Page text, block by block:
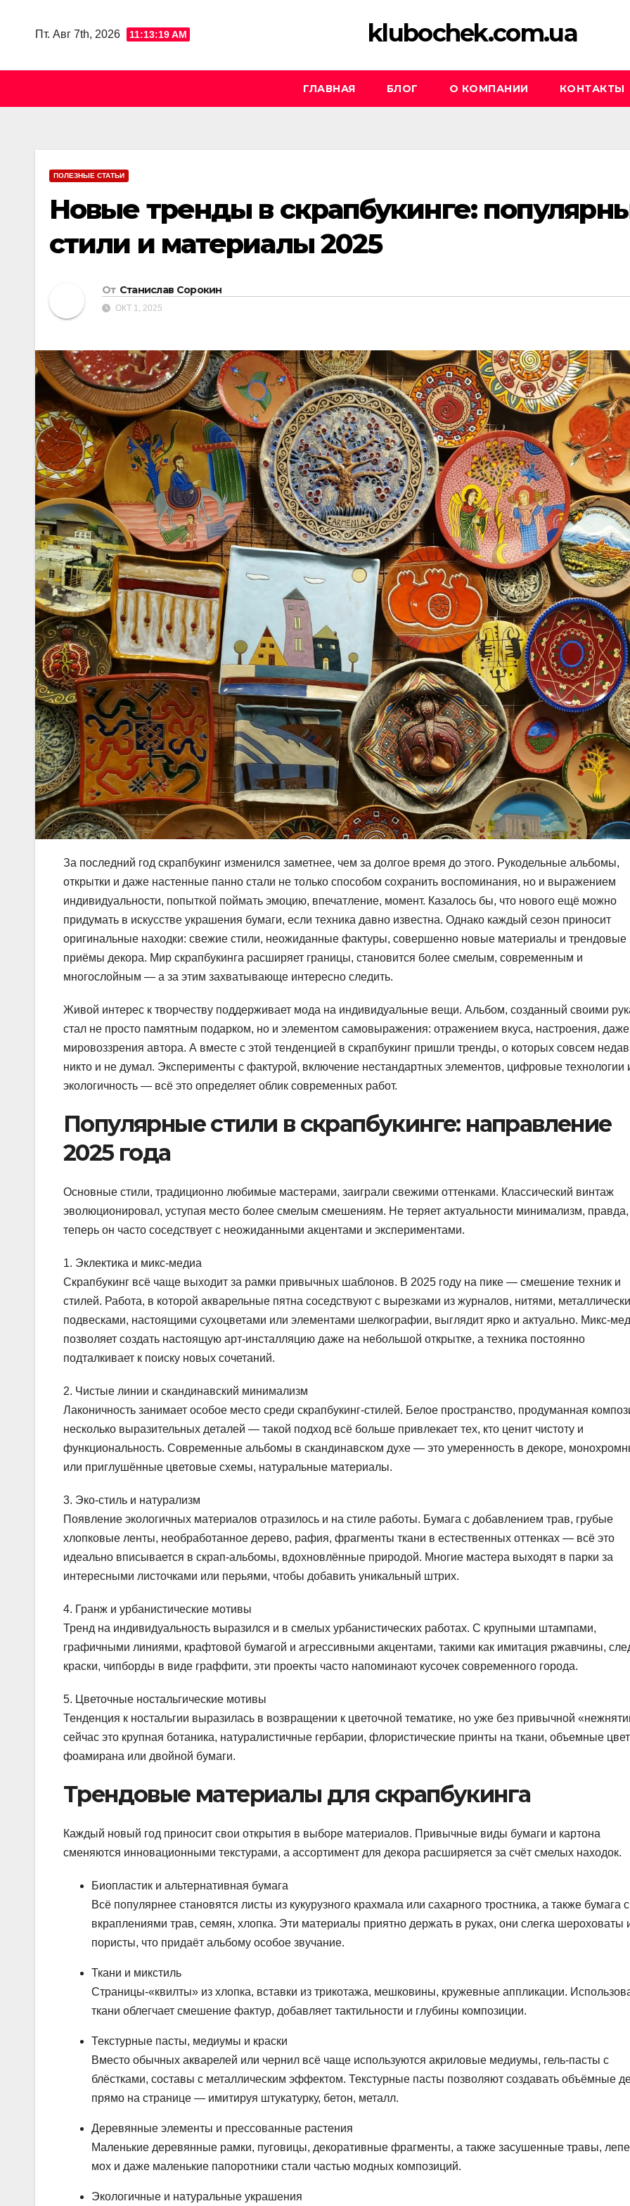
Пт. Авг 7th, 2026 11:13:20 AM klubochek.com.ua
ГЛАВНАЯ БЛОГ О КОМПАНИИ КОНТАКТЫ
ПОЛЕЗНЫЕ СТАТЬИ
Новые тренды в скрапбукинге:
стили и материалы 2025
От Станислав Сорокин
ОКТ 1, 2025
За последний год скрапбукинг изменился заметнее, чем за долгое время до этого. Рукодельные альбомы,
открытки и даже настенные панно стали не только способом сохранить воспоминания, но и выражением
индивидуальности, попыткой поймать эмоцию, впечатление, момент. Казалось бы, что нового ещё можно
придумать в искусстве украшения бумаги, если техника давно известна. Однако каждый сезон приносит
оригинальные находки: свежие стили, неожиданные фактуры, совершенно новые материалы и трендовые
приёмы декора. Мир скрапбукинга расширяет границы, становится более смелым, современным и
многослойным — а за этим захватывающе интересно следить.
Живой интерес к творчеству поддерживает мода на индивидуальные вещи. Альбом, созданный своими
стал не просто памятным подарком, но и элементом самовыражения: отражением вкуса, настроения, даже
мировоззрения автора. А вместе с этой тенденцией в скрапбукинг пришли тренды, о которых совсем
никто и не думал. Эксперименты с фактурой, включение нестандартных элементов, цифровые технологии
экологичность — всё это определяет облик современных работ.
Популярные стили в скрапбукинге: направление
2025 года
Основные стили, традиционно любимые мастерами, заиграли свежими оттенками. Классический винтаж
эволюционировал, уступая место более смелым смешениям. Не теряет актуальности минимализм, правда,
теперь он часто соседствует с неожиданными акцентами и экспериментами.
1. Эклектика и микс-медиа
Скрапбукинг всё чаще выходит за рамки привычных шаблонов. В 2025 году на пике — смешение техник и
стилей. Работа, в которой акварельные пятна соседствуют с вырезками из журналов, нитями,
подвесками, настоящими сухоцветами или элементами шелкографии, выглядит ярко и актуально. Микс-
позволяет создать настоящую арт-инсталляцию даже на небольшой открытке, а техника постоянно
подталкивает к поиску новых сочетаний.
2. Чистые линии и скандинавский минимализм
Лаконичность занимает особое место среди скрапбукинг-стилей. Белое пространство, продуманная
несколько выразительных деталей — такой подход всё больше привлекает тех, кто ценит чистоту и
функциональность. Современные альбомы в скандинавском духе — это умеренность в декоре,
или приглушённые цветовые схемы, натуральные материалы.
3. Эко-стиль и натурализм
Появление экологичных материалов отразилось и на стиле работы. Бумага с добавлением трав, грубые
хлопковые ленты, необработанное дерево, рафия, фрагменты ткани в естественных оттенках — всё это
идеально вписывается в скрап-альбомы, вдохновлённые природой. Многие мастера выходят в парки за
интересными листочками или перьями, чтобы добавить уникальный штрих.
4. Гранж и урбанистические мотивы
Тренд на индивидуальность выразился и в смелых урбанистических работах. С крупными штампами,
графичными линиями, крафтовой бумагой и агрессивными акцентами, такими как имитация ржавчины,
краски, чипборды в виде граффити, эти проекты часто напоминают кусочек современного города.
5. Цветочные ностальгические мотивы
Тенденция к ностальгии выразилась в возвращении к цветочной тематике, но уже без привычной
сейчас это крупная ботаника, натуралистичные гербарии, флористические принты на ткани, объемные
фоамирана или двойной бумаги.
Трендовые материалы для скрапбукинга
Каждый новый год приносит свои открытия в выборе материалов. Привычные виды бумаги и картона
сменяются инновационными текстурами, а ассортимент для декора расширяется за счёт смелых находок.
Биопластик и альтернативная бумага
Всё популярнее становятся листы из кукурузного крахмала или сахарного тростника, а также бумага с
вкраплениями трав, семян, хлопка. Эти материалы приятно держать в руках, они слегка шероховаты
пористы, что придаёт альбому особое звучание.
Ткани и микстиль
Страницы-«квилты» из хлопка, вставки из трикотажа, мешковины, кружевные аппликации.
ткани облегчает смешение фактур, добавляет тактильности и глубины композиции.
Текстурные пасты, медиумы и краски
Вместо обычных акварелей или чернил всё чаще используются акриловые медиумы, гель-пасты с
блёстками, составы с металлическим эффектом. Текстурные пасты позволяют создавать объёмные
прямо на странице — имитируя штукатурку, бетон, металл.
Деревянные элементы и прессованные растения
Маленькие деревянные рамки, пуговицы, декоративные фрагменты, а также засушенные травы,
мох и даже маленькие папоротники стали частью модных композиций.
Экологичные и натуральные украшения